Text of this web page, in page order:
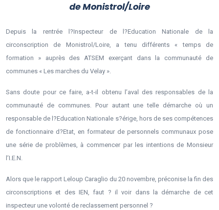
de Monistrol/Loire
Depuis la rentrée l?Inspecteur de l?Education Nationale de la
circonscription de Monistrol/Loire, a tenu différents « temps de
formation » auprès des ATSEM exerçant dans la communauté de
communes « Les marches du Velay ».
Sans doute pour ce faire, a-t-il obtenu l’aval des responsables de la
communauté de communes. Pour autant une telle démarche où un
responsable de l?Education Nationale s?érige, hors de ses compétences
de fonctionnaire d?Etat, en formateur de personnels communaux pose
une série de problèmes, à commencer par les intentions de Monsieur
l’I.E.N.
Alors que le rapport Leloup Caraglio du 20 novembre, préconise la fin des
circonscriptions et des IEN, faut ? il voir dans la démarche de cet
inspecteur une volonté de reclassement personnel ?